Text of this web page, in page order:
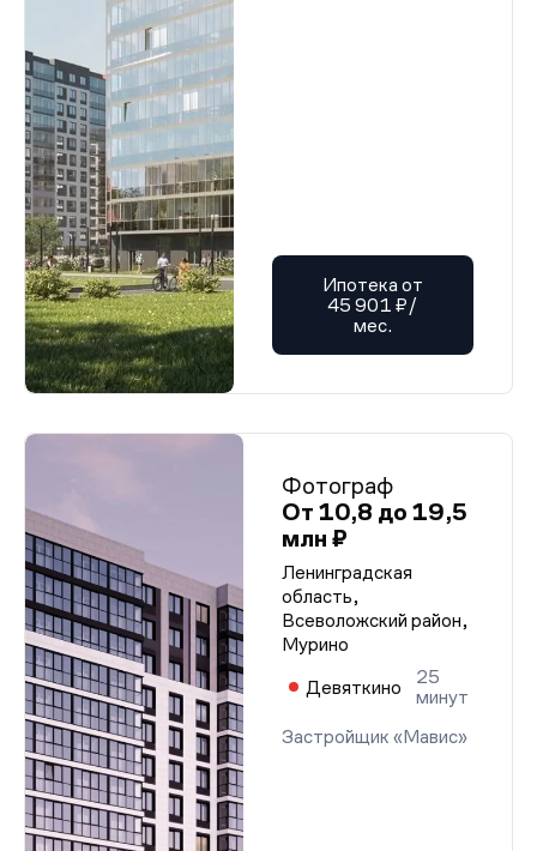
Ипотека от
45 901 ₽/
мес.
Фотограф
От 10,8 до 19,5
млн ₽
Ленинградская
область,
Всеволожский район,
Мурино
Девяткино
25
минут
Застройщик «Мавис»